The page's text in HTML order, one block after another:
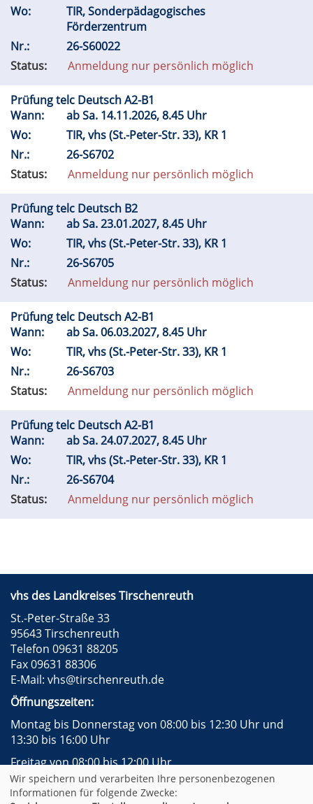
Wo:
TIR, Sonderpädagogisches
Förderzentrum
Nr.:
26-S60022
Status:
Anmeldung nur persönlich möglich
Prüfung telc Deutsch A2-B1
Wann:
abSa. 14.11.2026, 8.45 Uhr
Wo:
TIR, vhs (St.-Peter-Str. 33), KR 1
Nr.:
26-S6702
Status:
Anmeldung nur persönlich möglich
Prüfung telc Deutsch B2
Wann:
abSa.23.01.2027, 8.45 Uhr
Wo:
TIR, vhs (St.-Peter-Str. 33), KR 1
Nr.:
26-S6705
Status:
Anmeldung nur persönlich möglich
Prüfung telc Deutsch A2-B1
Wann:
abSa.06.03.2027, 8.45 Uhr
Wo:
TIR, vhs (St.-Peter-Str. 33), KR 1
Nr.:
26-S6703
Status:
Anmeldung nur persönlich möglich
Prüfung telc Deutsch A2-B1
Wann:
abSa.24.07.2027, 8.45 Uhr
Wo:
TIR, vhs (St.-Peter-Str. 33), KR 1
Nr.:
26-S6704
Status:
Anmeldung nur persönlich möglich
vhs des Landkreises Tirschenreuth
St.-Peter-Straße 33
95643 Tirschenreuth
Telefon 09631 88205
Fax 09631 88306
E-Mail: vhs@tirschenreuth.de
Öffnungszeiten:
Montag bis Donnerstag von 08:00 bis 12:30 Uhr und
13:30 bis 16:00 Uhr
Freitag von 08:00 bis 12:00 Uhr
Facebook
Instagram
Impressum
AGB
Wir speichern und verarbeiten Ihre personenbezogenen
Informationen für folgende Zwecke: